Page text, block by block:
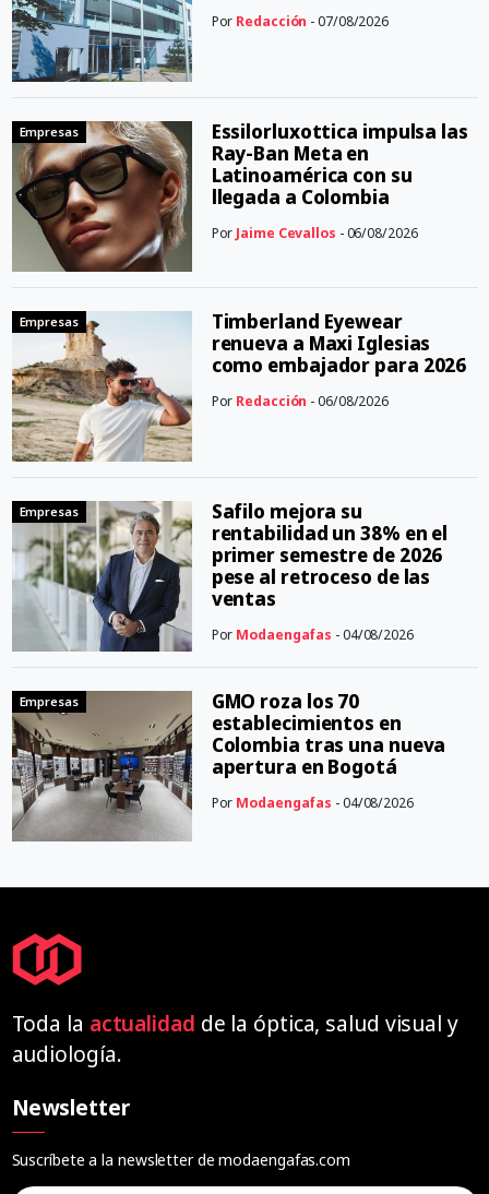
Por Redacción - 07/08/2026
Empresas
Essilorluxottica impulsa las
Ray-Ban Meta en
Latinoamérica con su
llegada a Colombia
Por Jaime Cevallos - 06/08/2026
Empresas
Timberland Eyewear
renueva a Maxi Iglesias
como embajador para 2026
Por Redacción - 06/08/2026
Empresas
Safilo mejora su
rentabilidad un 38% en el
primer semestre de 2026
pese al retroceso de las
ventas
Por Modaengafas - 04/08/2026
Empresas
GMO roza los 70
establecimientos en
Colombia tras una nueva
apertura en Bogotá
Por Modaengafas - 04/08/2026
Toda la actualidad de la óptica, salud visual y
audiología.
Newsletter
Suscríbete a la newsletter de modaengafas.com